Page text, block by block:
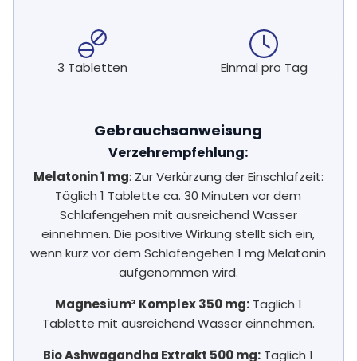
3 Tabletten Einmal pro Tag
Gebrauchsanweisung
Verzehrempfehlung:
Melatonin 1 mg: Zur Verkürzung der Einschlafzeit:
Täglich 1 Tablette ca. 30 Minuten vor dem
Schlafengehen mit ausreichend Wasser
einnehmen. Die positive Wirkung stellt sich ein,
wenn kurz vor dem Schlafengehen 1 mg Melatonin
aufgenommen wird.
Magnesium³ Komplex 350 mg:Täglich 1
Tablette mit ausreichend Wasser einnehmen.
Bio Ashwagandha Extrakt 500 mg: Täglich 1